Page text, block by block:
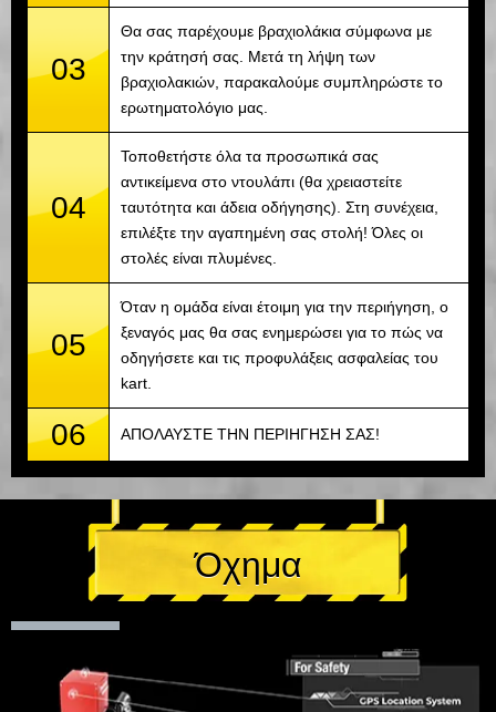
03
Θα σας παρέχουμε βραχιολάκια σύμφωνα με
την κράτησή σας. Μετά τη λήψη των
βραχιολακιών, παρακαλούμε συμπληρώστε το
ερωτηματολόγιο μας.
04
Τοποθετήστε όλα τα προσωπικά σας
αντικείμενα στο ντουλάπι (θα χρειαστείτε
ταυτότητα και άδεια οδήγησης). Στη συνέχεια,
επιλέξτε την αγαπημένη σας στολή! Όλες οι
στολές είναι πλυμένες.
05
Όταν η ομάδα είναι έτοιμη για την περιήγηση, ο
ξεναγός μας θα σας ενημερώσει για το πώς να
οδηγήσετε και τις προφυλάξεις ασφαλείας του
kart.
06 ΑΠΟΛΑΥΣΤΕ ΤΗΝ ΠΕΡΙΗΓΗΣΗ ΣΑΣ!
Όχημα